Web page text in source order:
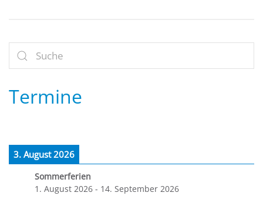
Termine
3. August 2026
Sommerferien
1. August 2026 - 14. September 2026